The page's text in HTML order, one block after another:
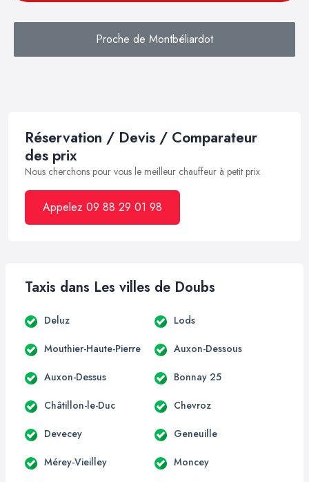
Proche de Montbéliardot
Réservation / Devis / Comparateur
des prix
Nous cherchons pour vous le meilleur chauffeur à petit prix
Appelez 09 88 29 01 98
Taxis dans Les villes de Doubs
Deluz Lods
Mouthier-Haute-Pierre Auxon-Dessous
Auxon-Dessus Bonnay 25
Châtillon-le-Duc Chevroz
Devecey Geneuille
Mérey-Vieilley Moncey